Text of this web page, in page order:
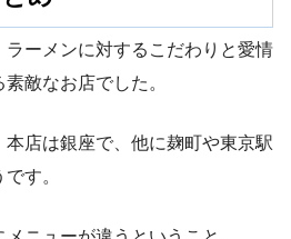
ーメンに対するこだわりと愛情
敵なお店でした。
店は銀座で、他に麹町や東京駅
す。